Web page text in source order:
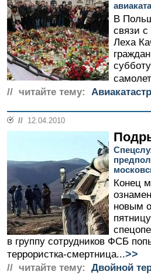
В
связи с
Леха
// читайте тему:
// 12.04.2010
Конец
новым
в группу сотрудников ФСБ
террористка-смертница...>>
// читайте тему: Двойной